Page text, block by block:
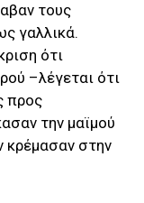
τους
γαλλικά.
ότι
–λέγεται ότι
προς
την μαϊμού
κρέμασαν στην